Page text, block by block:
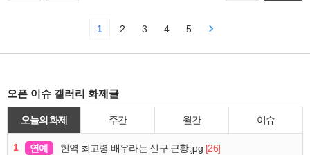
1 2 3 4 5
오픈 이슈 갤러리 화제글
오늘의 화제 주간 월간 이슈
1 연예 현역 최고령 배우라는 신구 근황.jpg [26]